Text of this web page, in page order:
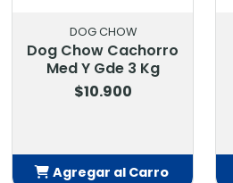
ACANA
Acana Light & Fit 11.4
Kg
$79.900
Agregar al Carro